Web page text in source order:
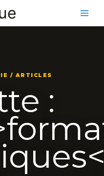
/ ARTICLES
: